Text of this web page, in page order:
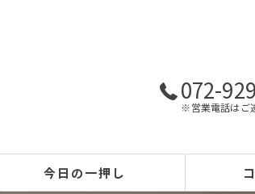
072-
※営業電話はご
今日の一押し